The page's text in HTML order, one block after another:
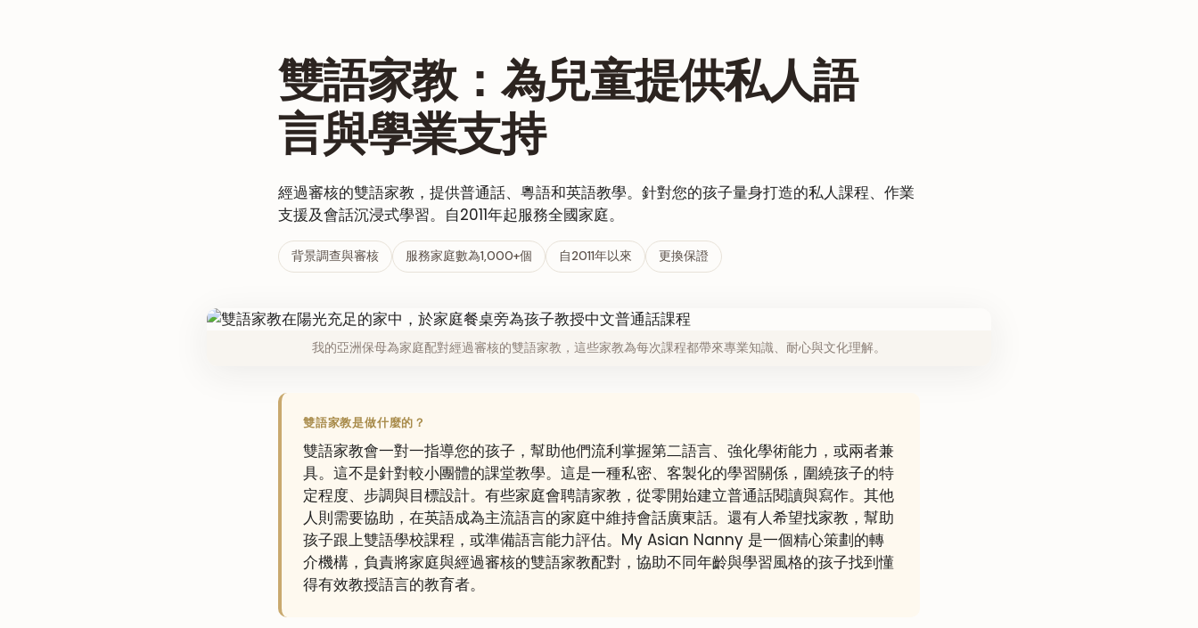
雙語家教：為兒童提供私人語
言與學業支持
經過審核的雙語家教，提供普通話、粵語和英語教學。針對您的孩子量身打造的私人課程、作業
支援及會話沉浸式學習。自2011年起服務全國家庭。
背景調查與審核 服務家庭數為1,000+個 自2011年以來 更換保證
我的亞洲保母為家庭配對經過審核的雙語家教，這些家教為每次課程都帶來專業知識、耐心與文化理解。
雙語家教是做什麼的？
雙語家教會一對一指導您的孩子，幫助他們流利掌握第二語言、強化學術能力，或兩者兼
具。這不是針對較小團體的課堂教學。這是一種私密、客製化的學習關係，圍繞孩子的特
定程度、步調與目標設計。有些家庭會聘請家教，從零開始建立普通話閱讀與寫作。其他
人則需要協助，在英語成為主流語言的家庭中維持會話廣東話。還有人希望找家教，幫助
孩子跟上雙語學校課程，或準備語言能力評估。My Asian Nanny 是一個精心策劃的轉
介機構，負責將家庭與經過審核的雙語家教配對，協助不同年齡與學習風格的孩子找到懂
得有效教授語言的教育者。